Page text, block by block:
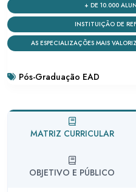
+ DE 10.000
INSTITUIÇÃO DE
AS ESPECIALIZAÇÕES MAIS
Pós-Graduação EAD
MATRIZ CURRICULAR
OBJETIVO E PÚBLICO